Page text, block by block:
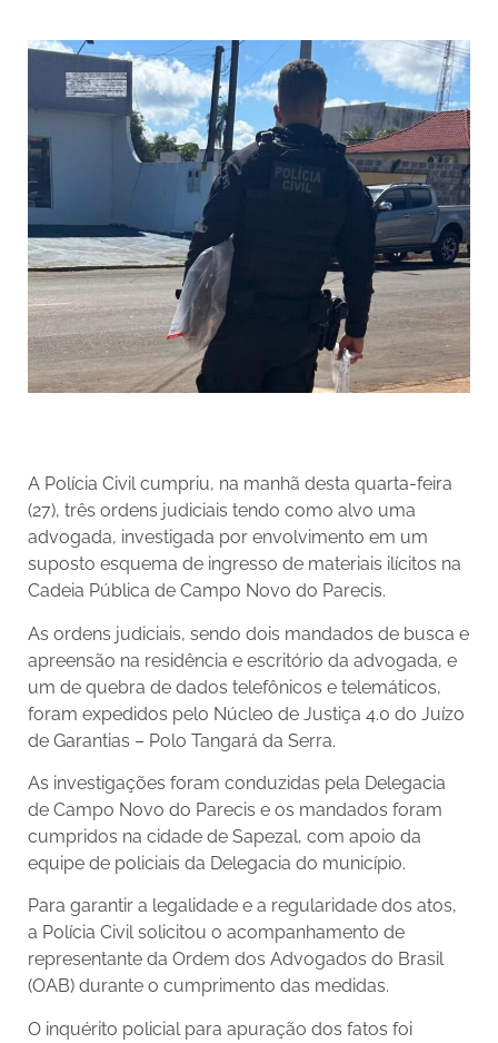
A Polícia Civil cumpriu, na manhã desta quarta-feira
(27), três ordens judiciais tendo como alvo uma
advogada, investigada por envolvimento em um
suposto esquema de ingresso de materiais ilícitos na
Cadeia Pública de Campo Novo do Parecis.
As ordens judiciais, sendo dois mandados de busca e
apreensão na residência e escritório da advogada, e
um de quebra de dados telefônicos e telemáticos,
foram expedidos pelo Núcleo de Justiça 4.0 do Juízo
de Garantias – Polo Tangará da Serra.
As investigações foram conduzidas pela Delegacia
de Campo Novo do Parecis e os mandados foram
cumpridos na cidade de Sapezal, com apoio da
equipe de policiais da Delegacia do município.
Para garantir a legalidade e a regularidade dos atos,
a Polícia Civil solicitou o acompanhamento de
representante da Ordem dos Advogados do Brasil
(OAB) durante o cumprimento das medidas.
O inquérito policial para apuração dos fatos foi